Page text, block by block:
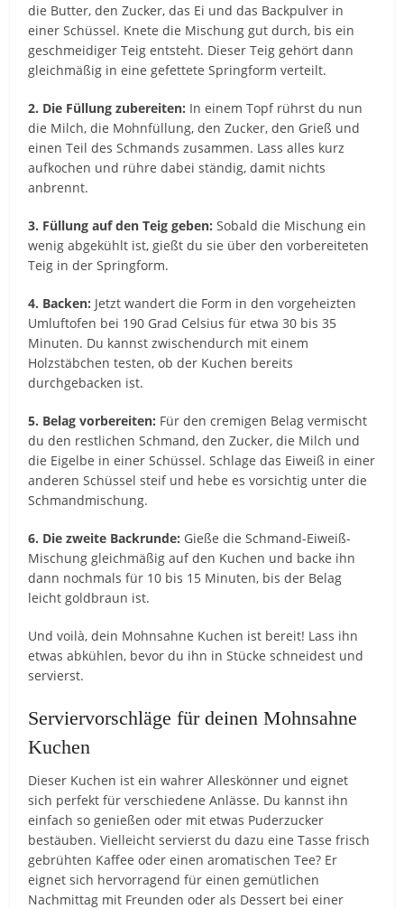
die Butter, den Zucker, das Ei und das Backpulver in
einer Schüssel. Knete die Mischung gut durch, bis ein
geschmeidiger Teig entsteht. Dieser Teig gehört dann
gleichmäßig in eine gefettete Springform verteilt.
2. Die Füllung zubereiten: In einem Topf rührst du nun
die Milch, die Mohnfüllung, den Zucker, den Grieß und
einen Teil des Schmands zusammen. Lass alles kurz
aufkochen und rühre dabei ständig, damit nichts
anbrennt.
3. Füllung auf den Teig geben: Sobald die Mischung ein
wenig abgekühlt ist, gießt du sie über den vorbereiteten
Teig in der Springform.
4. Backen: Jetzt wandert die Form in den vorgeheizten
Umluftofen bei 190 Grad Celsius für etwa 30 bis 35
Minuten. Du kannst zwischendurch mit einem
Holzstäbchen testen, ob der Kuchen bereits
durchgebacken ist.
5. Belag vorbereiten: Für den cremigen Belag vermischt
du den restlichen Schmand, den Zucker, die Milch und
die Eigelbe in einer Schüssel. Schlage das Eiweiß in einer
anderen Schüssel steif und hebe es vorsichtig unter die
Schmandmischung.
6. Die zweite Backrunde: Gieße die Schmand-Eiweiß-
Mischung gleichmäßig auf den Kuchen und backe ihn
dann nochmals für 10 bis 15 Minuten, bis der Belag
leicht goldbraun ist.
Und voilà, dein Mohnsahne Kuchen ist bereit! Lass ihn
etwas abkühlen, bevor du ihn in Stücke schneidest und
servierst.
Serviervorschläge für deinen Mohnsahne
Kuchen
Dieser Kuchen ist ein wahrer Alleskönner und eignet
sich perfekt für verschiedene Anlässe. Du kannst ihn
einfach so genießen oder mit etwas Puderzucker
bestäuben. Vielleicht servierst du dazu eine Tasse frisch
gebrühten Kaffee oder einen aromatischen Tee? Er
eignet sich hervorragend für einen gemütlichen
Nachmittag mit Freunden oder als Dessert bei einer